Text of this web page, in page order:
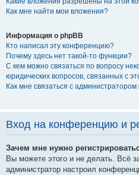
Как мне найти мои вложения?
Информация о phpBB
Кто написал эту конференцию?
Почему здесь нет такой-то функции?
С кем можно связаться по вопросу
юридических вопросов, связанных с
Как мне связаться с
Вход на конференцию и
Зачем мне нужно
Вы можете этого и не делать. Всё
администратор настроил